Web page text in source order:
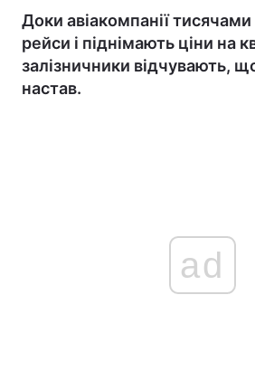
Доки авіакомпанії
рейси і піднімають ціни на
залізничники відчувають,
настав.
ad